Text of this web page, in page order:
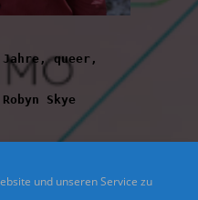
und unseren Service zu
queer,
Skye